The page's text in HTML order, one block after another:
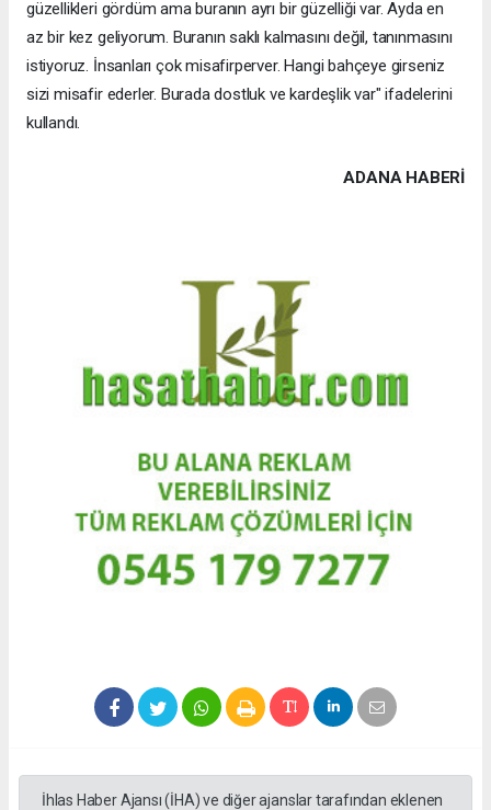
güzellikleri gördüm ama buranın ayrı bir güzelliği var. Ayda en
az bir kez geliyorum. Buranın saklı kalmasını değil, tanınmasını
istiyoruz. İnsanları çok misafirperver. Hangi bahçeye girseniz
sizi misafir ederler. Burada dostluk ve kardeşlik var" ifadelerini
kullandı.
ADANA HABERİ
İhlas Haber Ajansı (İHA) ve diğer ajanslar tarafından eklenen